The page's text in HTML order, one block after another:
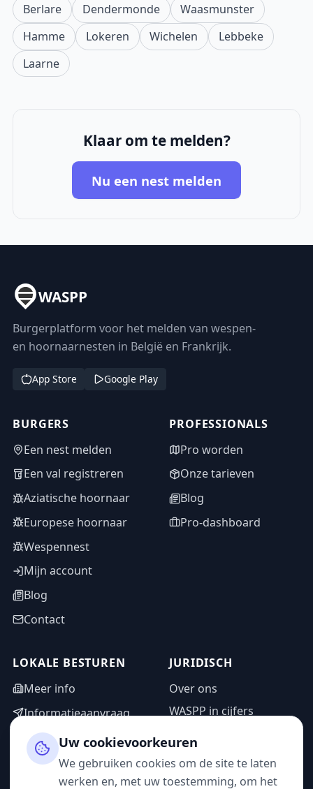
Berlare Dendermonde
Waasmunster
Hamme
Lokeren Wichelen
Lebbeke
Laarne
Klaar om te melden?
Nu een nest melden
WASPP
Burgerplatform voor het melden van wespen-
en hoornaarnesten in België en Frankrijk.
App Store Google Play
BURGERS
Een nest melden
Een val registreren
Aziatische hoornaar
Europese hoornaar
Wespennest
Mijn account
Blog
Contact
PROFESSIONALS
Pro worden
Onze tarieven
Blog
Pro-dashboard
LOKALE BESTUREN
Meer info
Informatieaanvraag
Adminzone
JURIDISCH
Over ons
WASPP in cijfers
Privacybeleid
Gebruiksvoorwaarden
Uw cookievoorkeuren
We gebruiken cookies om de site te laten
werken en, met uw toestemming, om het